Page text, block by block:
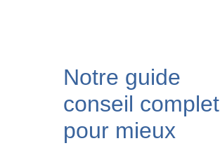
Notre guide
conseil complet
pour mieux